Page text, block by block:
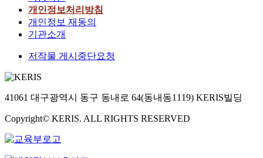
개인정보처리방침
개인정보 재동의
기관소개
저작물 게시중단요청
41061 대구광역시 동구 동내로 64(동내동1119) KERIS빌딩
Copyright© KERIS. ALL RIGHTS RESERVED